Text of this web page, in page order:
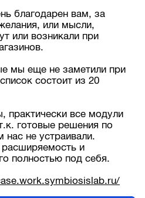
благодарен вам, за
или мысли,
или возникали при
мы еще не заметили при
состоит из 20
практически все модули
готовые решения по
не устраивали.
и
полностью под себя.